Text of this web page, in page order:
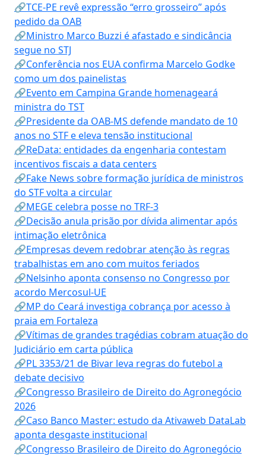
🔗TCE-PE revê expressão “erro grosseiro” após
pedido da OAB
🔗Ministro Marco Buzzi é afastado e sindicância
segue no STJ
🔗Conferência nos EUA confirma Marcelo Godke
como um dos painelistas
🔗Evento em Campina Grande homenageará
ministra do TST
🔗Presidente da OAB-MS defende mandato de 10
anos no STF e eleva tensão institucional
🔗ReData: entidades da engenharia contestam
incentivos fiscais a data centers
🔗Fake News sobre formação jurídica de ministros
do STF volta a circular
🔗MEGE celebra posse no TRF-3
🔗Decisão anula prisão por dívida alimentar após
intimação eletrônica
🔗Empresas devem redobrar atenção às regras
trabalhistas em ano com muitos feriados
🔗Nelsinho aponta consenso no Congresso por
acordo Mercosul-UE
🔗MP do Ceará investiga cobrança por acesso à
praia em Fortaleza
🔗Vítimas de grandes tragédias cobram atuação do
Judiciário em carta pública
🔗PL 3353/21 de Bivar leva regras do futebol a
debate decisivo
🔗Congresso Brasileiro de Direito do Agronegócio
2026
🔗Caso Banco Master: estudo da Ativaweb DataLab
aponta desgaste institucional
🔗Congresso Brasileiro de Direito do Agronegócio